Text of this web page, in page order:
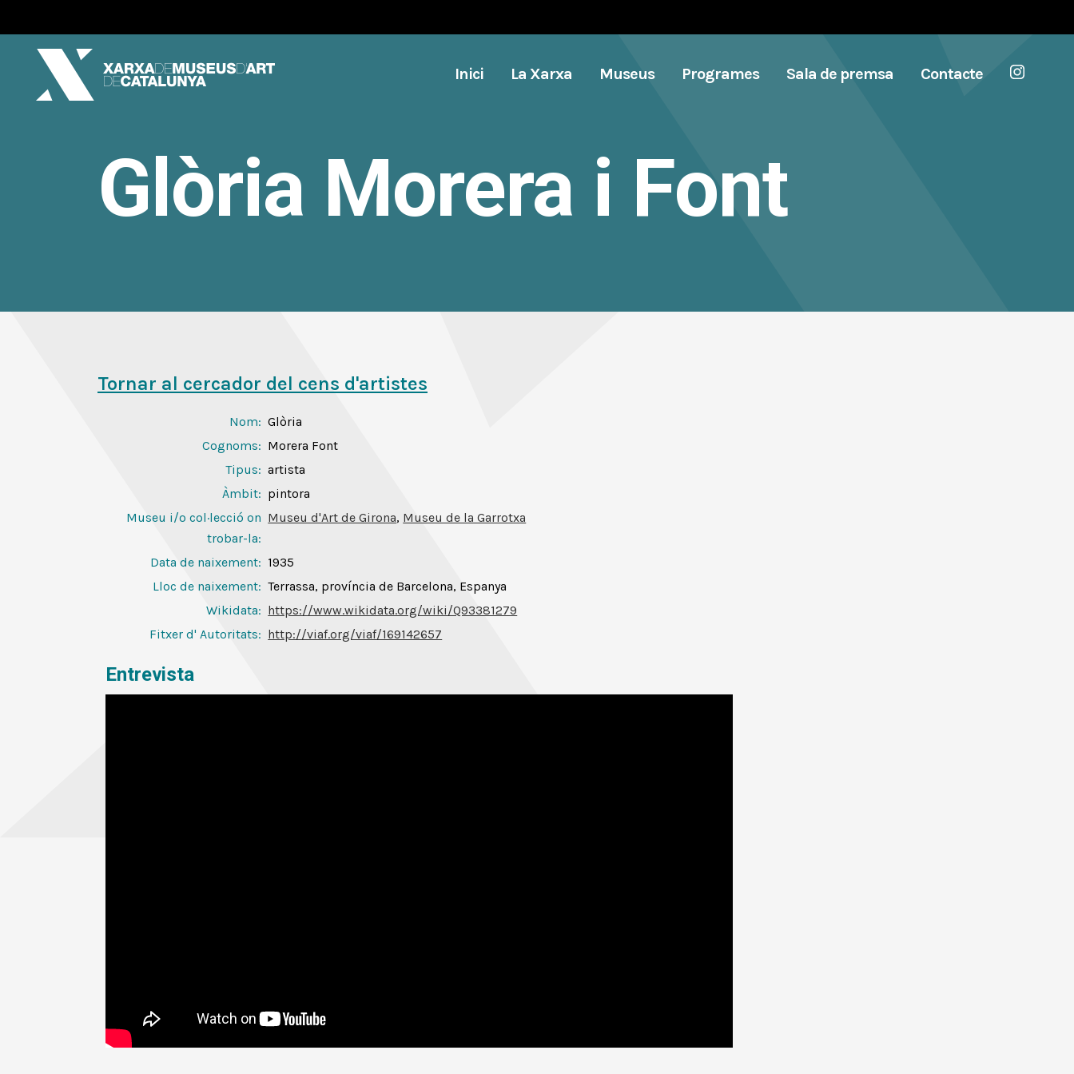
Inici La Xarxa Museus Programes Sala de premsa Contacte
Glòria Morera i Font
Tornar al cercador del cens d'artistes
Nom: Glòria
Cognoms: Morera Font
Tipus: artista
Àmbit: pintora
Museu i/o col·lecció on
trobar-la:
Museu d'Art de Girona, Museu de la Garrotxa
Data de naixement: 1935
Lloc de naixement: Terrassa, província de Barcelona, Espanya
Wikidata: https://www.wikidata.org/wiki/Q93381279
Fitxer d' Autoritats: http://viaf.org/viaf/169142657
Entrevista